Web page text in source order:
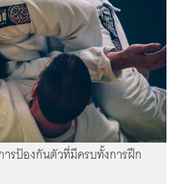
รป้องกันตัวที่มีครบทั้งการฝึก